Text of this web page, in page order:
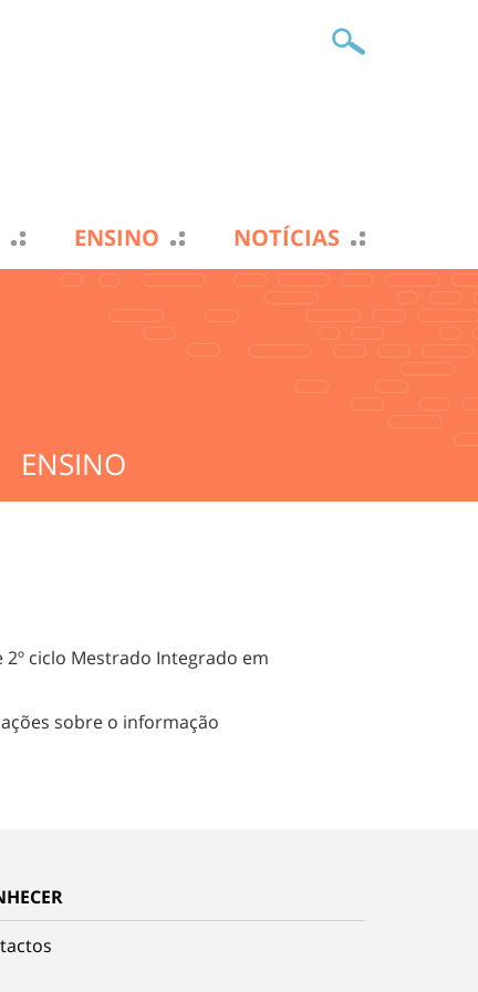
ENSINO NOTÍCIAS
ENSINO
ciclo Mestrado Integrado em
sobre o informação